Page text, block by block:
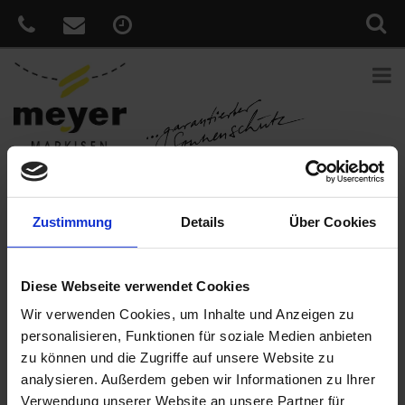
Zustimmung Details Über Cookies
Diese Webseite verwendet Cookies
Wir verwenden Cookies, um Inhalte und Anzeigen zu
personalisieren, Funktionen für soziale Medien anbieten
zu können und die Zugriffe auf unsere Website zu
analysieren. Außerdem geben wir Informationen zu Ihrer
Verwendung unserer Website an unsere Partner für
Sie sind hier:Home »Tageslicht ist der Rhythmus des
am
14. Februar 2022
Lebens
Tageslicht hat eine besondere Wirkung auf uns Menschen. Umso
besser, wenn man es nach den eigenen Bedürfnissen steuern
kann. Egal, ob Sie Ihre Wohnräume hell durchleuchten möchten